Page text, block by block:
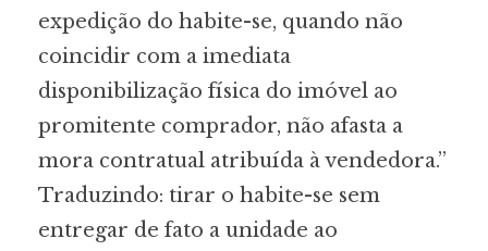
expedição do habite-se, quando não
coincidir com a imediata
disponibilização física do imóvel ao
promitente comprador, não afasta a
mora contratual atribuída à vendedora.”
Traduzindo: tirar o habite-se sem
entregar de fato a unidade ao